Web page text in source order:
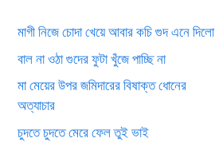
মাগী নিজে চোদা খেয়ে আবার কচি গুদ এনে দিলো
বাল না ওঠা গুদের ফুটা খুঁজে পাচ্ছি না
মা মেয়ের উপর জমিদারের বিষাক্ত ধোনের
অত্যাচার
চুদতে চুদতে মেরে ফেল তুই ভাই